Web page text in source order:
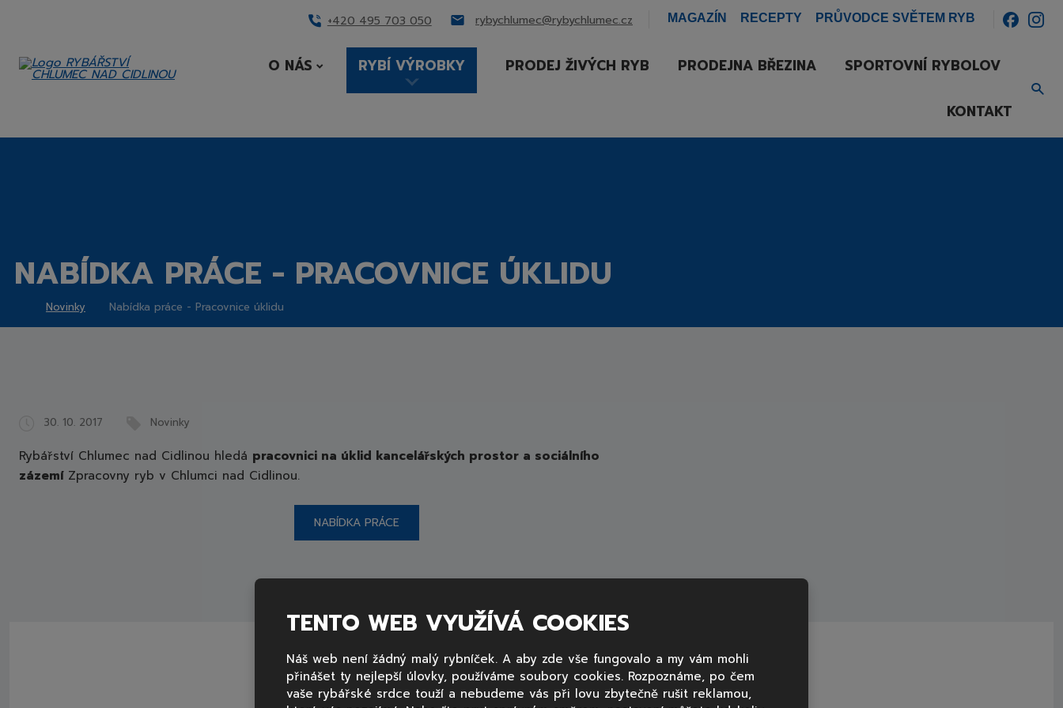
+420 495 703 050 rybychlumec@rybychlumec.cz MAGAZÍN RECEPTY PRŮVODCE SVĚTEM RYB
O NÁS RYBÍ VÝROBKY PRODEJ ŽIVÝCH RYB PRODEJNA BŘEZINA SPORTOVNÍ RYBOLOV
KONTAKT
NABÍDKA PRÁCE - PRACOVNICE ÚKLIDU
Novinky Nabídka práce - Pracovnice úklidu
30. 10. 2017 Novinky
Rybářství Chlumec nad Cidlinou hledá pracovnici na úklid kancelářských prostor a sociálního
zázemíZpracovny ryb v Chlumci nad Cidlinou.
NABÍDKA PRÁCE
TENTO WEB VYUŽÍVÁ COOKIES
Náš web není žádný malý rybníček. A aby zde vše fungovalo a my vám mohli
přinášet ty nejlepší úlovky, používáme soubory cookies. Rozpoznáme, po čem
vaše rybářské srdce touží a nebudeme vás při lovu zbytečně rušit reklamou,